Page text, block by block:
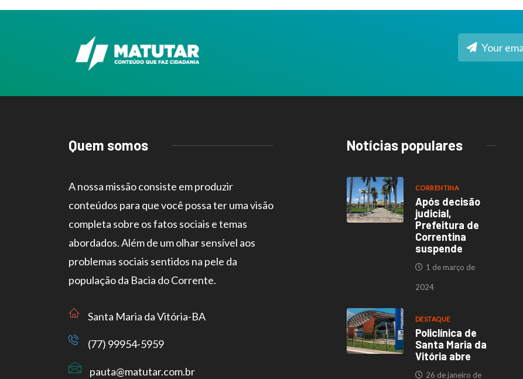
Quem somos
A nossa missão consiste em produzir
conteúdos para que você possa ter uma visão
completa sobre os fatos sociais e temas
abordados. Além de um olhar sensível aos
problemas sociais sentidos na pele da
população da Bacia do Corrente.
Santa Maria da Vitória-BA
(77) 99954-5959
pauta@matutar.com.br
Notícias populares
CORRENTINA
Após decisão
judicial,
Prefeitura de
Correntina
suspende
1 de março de
2024
DESTAQUE
Policlínica de
Santa Maria da
Vitória abre
26 de janeiro de